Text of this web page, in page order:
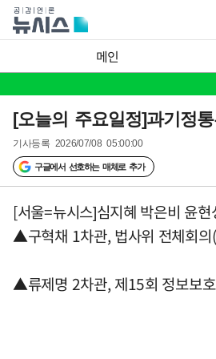
메인
[오늘의 주요일정]과기정
기사등록 2026/07/08 05:00:00
구글에서 선호하는 매체로 추가
[서울=뉴시스]심지혜 박은비 윤
▲구혁채 1차관, 법사위 전체회
▲류제명 2차관, 제15회 정보보